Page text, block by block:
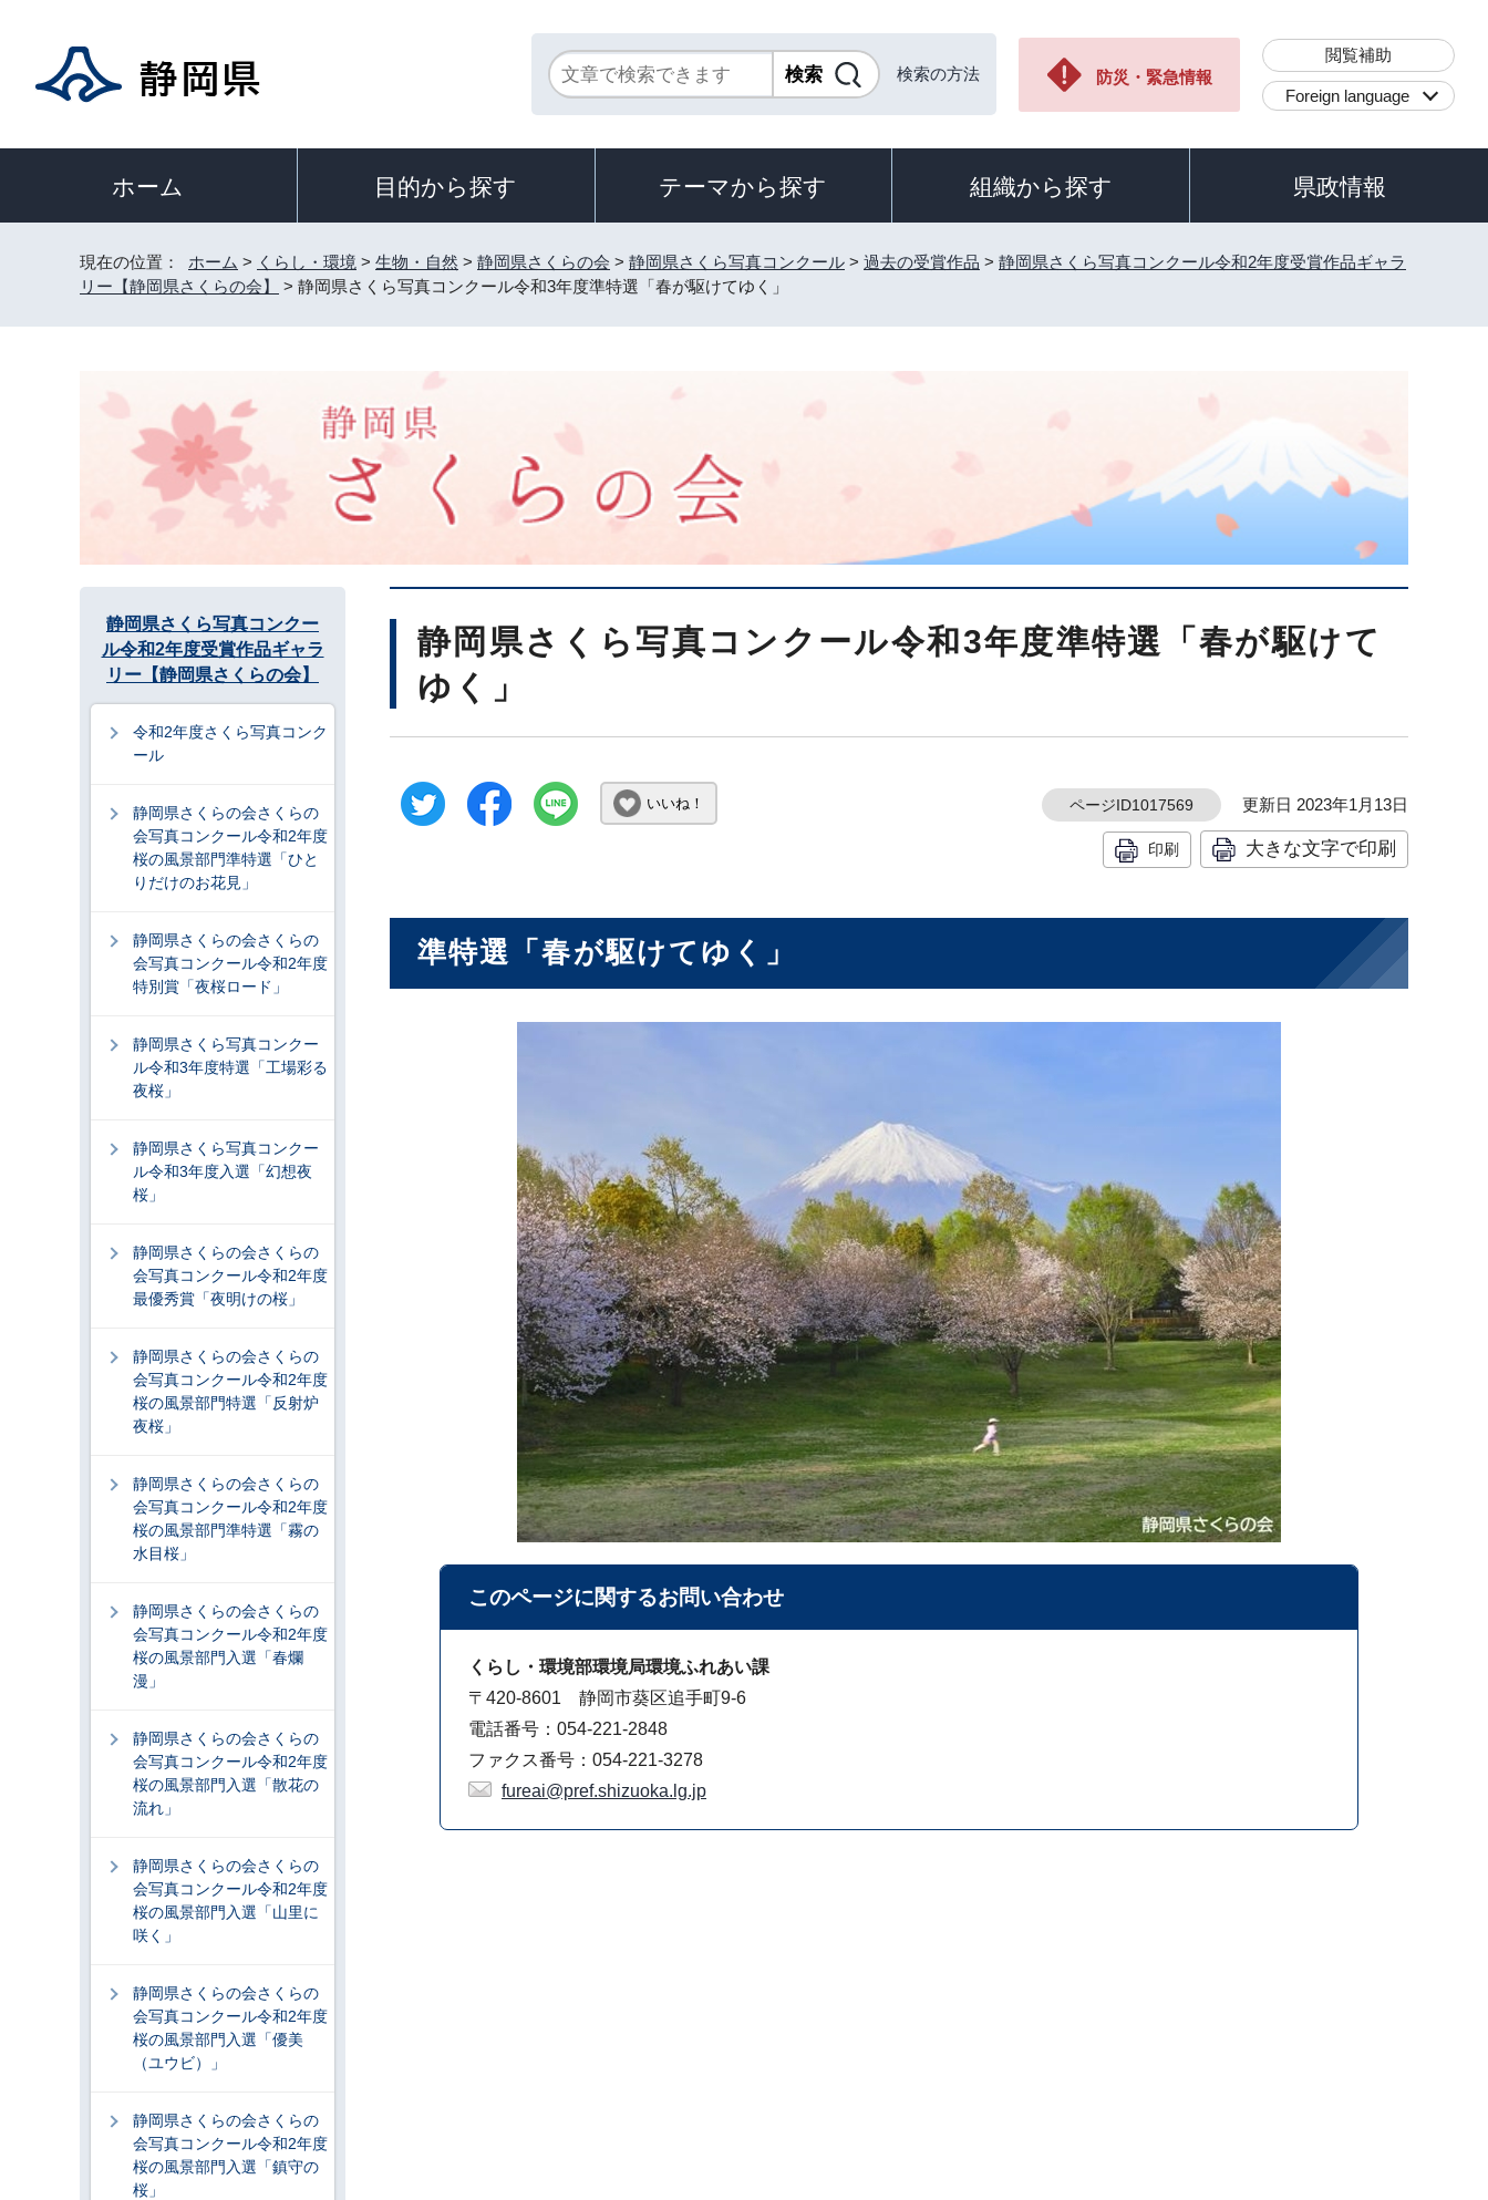
検索の方法 防災・緊急情報
閲覧補助
Foreign language
ホーム 目的から探す テーマから探す 組織から探す 県政情報
現在の位置： ホーム > くらし・環境 > 生物・自然 > 静岡県さくらの会 > 静岡県さくら写真コンクール > 過去の受賞作品 > 静岡県さくら写真コンクール令和2年度受賞作品ギャラ
リー【静岡県さくらの会】
> 静岡県さくら写真コンクール令和3年度準特選「春が駆けてゆく」
静岡県さくら写真コンクール令和3年度準特選「春が駆けて
ゆく」
いいね！ ページID1017569 更新日 2023年1月13日
印刷 大きな文字で印刷
準特選「春が駆けてゆく」
このページに関するお問い合わせ
くらし・環境部環境局環境ふれあい課
〒420-8601 静岡市葵区追手町9-6
電話番号：054-221-2848
ファクス番号：054-221-3278
fureai@pref.shizuoka.lg.jp
静岡県さくら写真コンクー
ル令和2年度受賞作品ギャラ
リー【静岡県さくらの会】
令和2年度さくら写真コンク
ール
静岡県さくらの会さくらの
会写真コンクール令和2年度
桜の風景部門準特選「ひと
りだけのお花見」
静岡県さくらの会さくらの
会写真コンクール令和2年度
特別賞「夜桜ロード」
静岡県さくら写真コンクー
ル令和3年度特選「工場彩る
夜桜」
静岡県さくら写真コンクー
ル令和3年度入選「幻想夜
桜」
静岡県さくらの会さくらの
会写真コンクール令和2年度
最優秀賞「夜明けの桜」
静岡県さくらの会さくらの
会写真コンクール令和2年度
桜の風景部門特選「反射炉
夜桜」
静岡県さくらの会さくらの
会写真コンクール令和2年度
桜の風景部門準特選「霧の
水目桜」
静岡県さくらの会さくらの
会写真コンクール令和2年度
桜の風景部門入選「春爛
漫」
静岡県さくらの会さくらの
会写真コンクール令和2年度
桜の風景部門入選「散花の
流れ」
静岡県さくらの会さくらの
会写真コンクール令和2年度
桜の風景部門入選「山里に
咲く」
静岡県さくらの会さくらの
会写真コンクール令和2年度
桜の風景部門入選「優美
（ユウビ）」
静岡県さくらの会さくらの
会写真コンクール令和2年度
桜の風景部門入選「鎮守の
桜」